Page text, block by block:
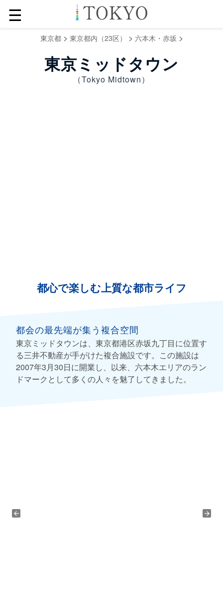
☰
東京都> 東京都内（23区） > 六本木・赤坂 >
東京ミッドタウン
（Tokyo Midtown）
都心で楽しむ上質な都市ライフ
都会の最先端が集う複合空間
東京ミッドタウンは、東京都港区赤坂九丁目に位置す
る三井不動産が手がけた複合施設です。この施設は
2007年3月30日に開業し、以来、六本木エリアのラン
ドマークとして多くの人々を魅了してきました。